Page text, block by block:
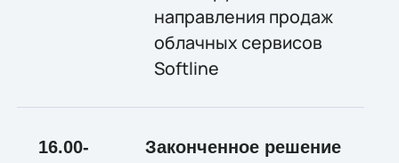
направления продаж
облачных сервисов
Softline
16.00-
Законченное решение